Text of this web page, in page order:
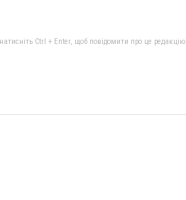
Ctrl + Enter, щоб повідомити про це редакцію